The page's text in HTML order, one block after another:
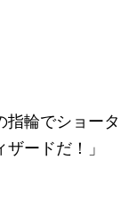
輪でショータ
ードだ！」